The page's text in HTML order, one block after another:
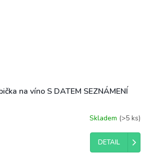
na víno S DATEM SEZNÁMENÍ
Skladem (>5 ks)
DETAIL